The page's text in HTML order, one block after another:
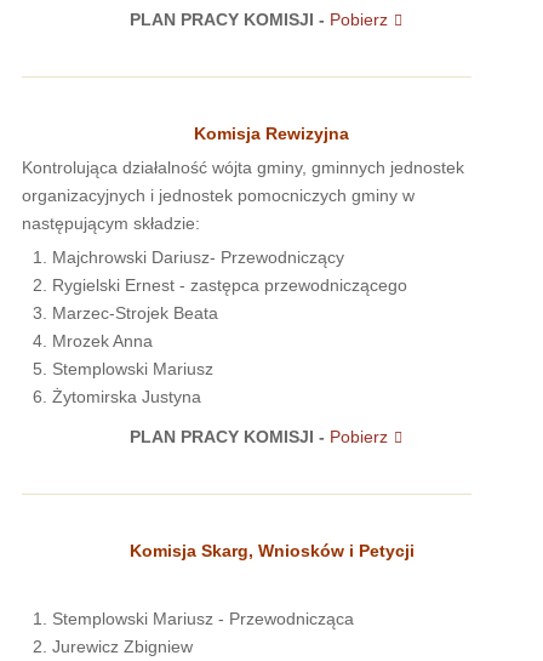
PLAN PRACY KOMISJI - Pobierz
Komisja Rewizyjna
Kontrolująca działalność wójta gminy, gminnych jednostek
organizacyjnych i jednostek pomocniczych gminy w
następującym składzie:
Majchrowski Dariusz- Przewodniczący
Rygielski Ernest - zastępca przewodniczącego
Marzec-Strojek Beata
Mrozek Anna
Stemplowski Mariusz
Żytomirska Justyna
PLAN PRACY KOMISJI - Pobierz
Komisja Skarg, Wniosków i Petycji
Stemplowski Mariusz - Przewodnicząca
Jurewicz Zbigniew